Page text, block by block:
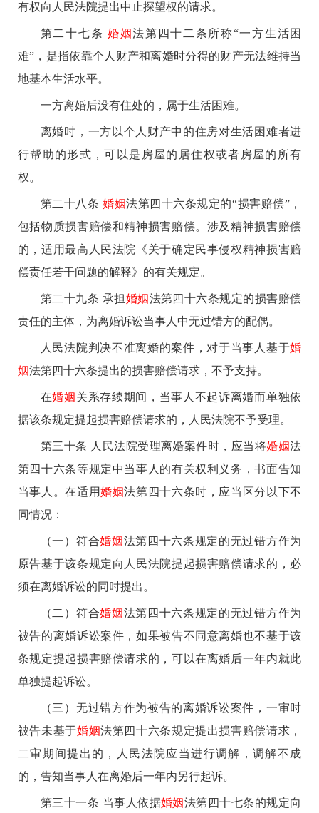
有权向人民法院提出中止探望权的请求。
第二十七条 婚姻法第四十二条所称“一方生活困
难”，是指依靠个人财产和离婚时分得的财产无法维持当
地基本生活水平。
一方离婚后没有住处的，属于生活困难。
离婚时，一方以个人财产中的住房对生活困难者进
行帮助的形式，可以是房屋的居住权或者房屋的所有
权。
第二十八条婚姻法第四十六条规定的“损害赔偿”，
包括物质损害赔偿和精神损害赔偿。涉及精神损害赔偿
的，适用最高人民法院《关于确定民事侵权精神损害赔
偿责任若干问题的解释》的有关规定。
第二十九条 承担婚姻法第四十六条规定的损害赔偿
责任的主体，为离婚诉讼当事人中无过错方的配偶。
人民法院判决不准离婚的案件，对于当事人基于婚
姻法第四十六条提出的损害赔偿请求，不予支持。
在婚姻关系存续期间，当事人不起诉离婚而单独依
据该条规定提起损害赔偿请求的，人民法院不予受理。
第三十条 人民法院受理离婚案件时，应当将婚姻法
第四十六条等规定中当事人的有关权利义务，书面告知
当事人。在适用婚姻法第四十六条时，应当区分以下不
同情况：
（一）符合婚姻法第四十六条规定的无过错方作为
原告基于该条规定向人民法院提起损害赔偿请求的，必
须在离婚诉讼的同时提出。
（二）符合婚姻法第四十六条规定的无过错方作为
被告的离婚诉讼案件，如果被告不同意离婚也不基于该
条规定提起损害赔偿请求的，可以在离婚后一年内就此
单独提起诉讼。
（三）无过错方作为被告的离婚诉讼案件，一审时
被告未基于婚姻法第四十六条规定提出损害赔偿请求，
二审期间提出的，人民法院应当进行调解，调解不成
的，告知当事人在离婚后一年内另行起诉。
第三十一条 当事人依据婚姻法第四十七条的规定向